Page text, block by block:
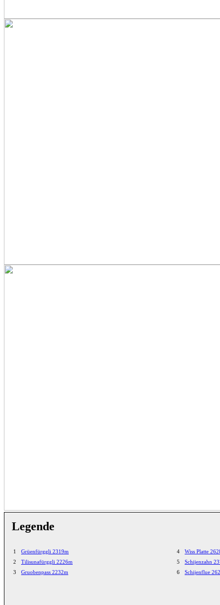
Legende
1
Grüenfürggli 2319m
2
Tilisunafürggli 2226m
3
Gruobenpass 2232m
4
Wiss Platte
5
Schijenzahn
6
Schijenflue